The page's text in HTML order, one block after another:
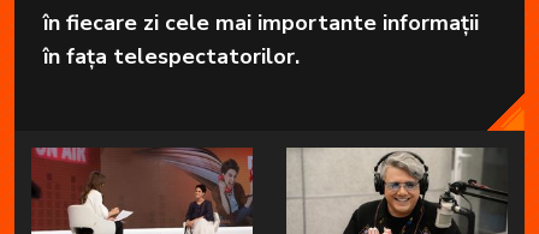
în fiecare zi cele mai importante informații
în fața telespectatorilor.